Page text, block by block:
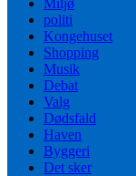
Miljø
politi
Kongehuset
Shopping
Musik
Debat
Valg
Dødsfald
Haven
Byggeri
Det sker